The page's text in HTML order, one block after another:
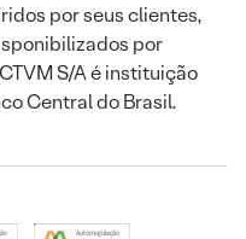
por seus clientes,
por
S/A é instituição
Central do Brasil.